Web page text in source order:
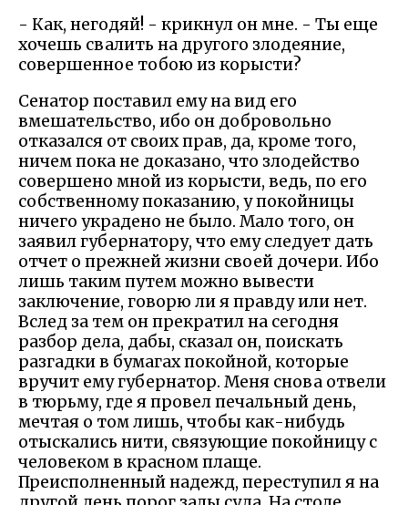
- Как, негодяй! - крикнул он мне. - Ты еще
хочешь свалить на другого злодеяние,
совершенное тобою из корысти?
Сенатор поставил ему на вид его
вмешательство, ибо он добровольно
отказался от своих прав, да, кроме того,
ничем пока не доказано, что злодейство
совершено мной из корысти, ведь, по его
собственному показанию, у покойницы
ничего украдено не было. Мало того, он
заявил губернатору, что ему следует дать
отчет о прежней жизни своей дочери. Ибо
лишь таким путем можно вывести
заключение, говорю ли я правду или нет.
Вслед за тем он прекратил на сегодня
разбор дела, дабы, сказал он, поискать
разгадки в бумагах покойной, которые
вручит ему губернатор. Меня снова отвели
в тюрьму, где я провел печальный день,
мечтая о том лишь, чтобы как-нибудь
отыскались нити, связующие покойницу с
человеком в красном плаще.
Преисполненный надежд, переступил я на